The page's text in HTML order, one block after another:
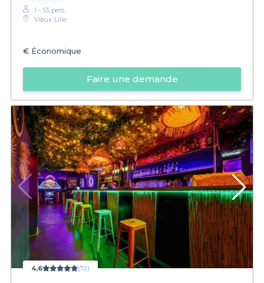
1 - 55 pers.
Vieux-Lille
€ Économique
Faire une demande
4,6 (72)